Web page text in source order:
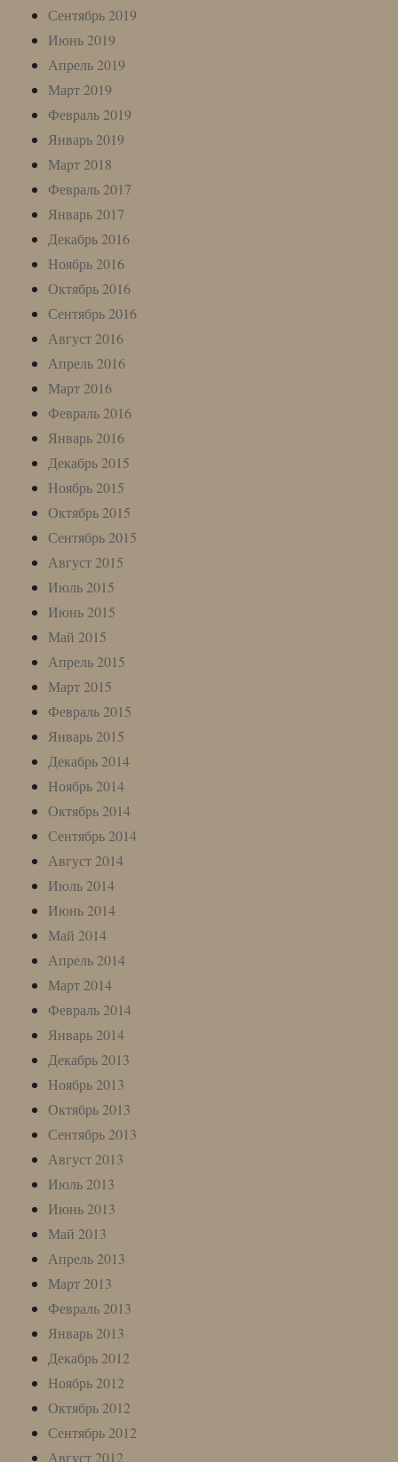
Сентябрь 2019
Июнь 2019
Апрель 2019
Март 2019
Февраль 2019
Январь 2019
Март 2018
Февраль 2017
Январь 2017
Декабрь 2016
Ноябрь 2016
Октябрь 2016
Сентябрь 2016
Август 2016
Апрель 2016
Март 2016
Февраль 2016
Январь 2016
Декабрь 2015
Ноябрь 2015
Октябрь 2015
Сентябрь 2015
Август 2015
Июль 2015
Июнь 2015
Май 2015
Апрель 2015
Март 2015
Февраль 2015
Январь 2015
Декабрь 2014
Ноябрь 2014
Октябрь 2014
Сентябрь 2014
Август 2014
Июль 2014
Июнь 2014
Май 2014
Апрель 2014
Март 2014
Февраль 2014
Январь 2014
Декабрь 2013
Ноябрь 2013
Октябрь 2013
Сентябрь 2013
Август 2013
Июль 2013
Июнь 2013
Май 2013
Апрель 2013
Март 2013
Февраль 2013
Январь 2013
Декабрь 2012
Ноябрь 2012
Октябрь 2012
Сентябрь 2012
Август 2012